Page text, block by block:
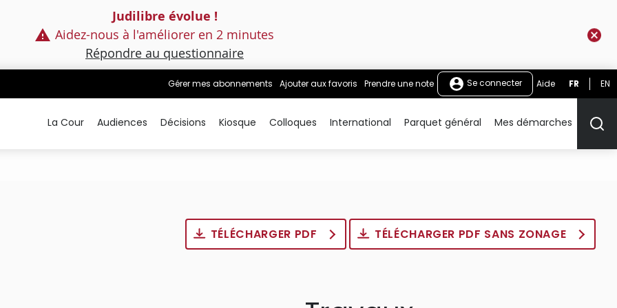
Judilibre évolue !
Aidez-nous à l'améliorer en 2 minutes
Répondre au questionnaire
Gérer mes abonnements Ajouter aux favoris Prendre une note Se connecter Aide FR EN
La Cour Audiences Décisions Kiosque Colloques International Parquet général Mes démarches
TÉLÉCHARGER PDF TÉLÉCHARGER PDF SANS ZONAGE